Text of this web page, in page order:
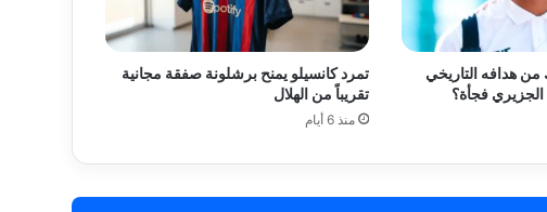
من هدافه التاريخي
فجأة؟
تمرد كانسيلو يمنح برشلونة صفقة مجانية
تقريباً من الهلال
منذ 6 أيام